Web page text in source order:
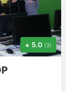
5.0 (3)